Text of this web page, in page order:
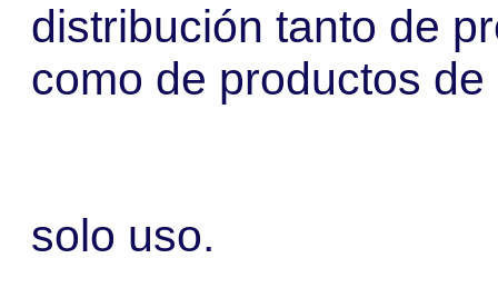
distribución tanto de
como de productos de
solo uso.